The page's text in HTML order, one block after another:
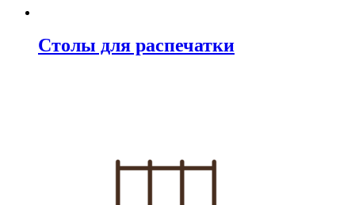
Столы для распечатки